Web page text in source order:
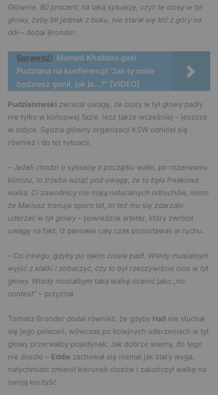
Głównie, 80 procent, na taką sytuację, czyli te ciosy w tył
głowy, żeby bił jednak z boku, nie starał się bić z góry na
dół – dodał Bronder.
Sprawdź! Mamed Khalidov gasi
Pudziana na konferencji! "Jak ty mnie
będziesz gonił, jak ja...?" [VIDEO]
Pudzianowski zwracał uwagę, że ciosy w tył głowy padły
nie tylko w końcowej fazie, lecz także wcześniej – jeszcze
w stójce. Sędzia główny organizacji KSW odniósł się
również i do tej sytuacji.
– Jeżeli chodzi o sytuację z początku walki, po rozerwaniu
klinczu, to trzeba wziąć pod uwagę, że to była freakowa
walka. Ci zawodnicy nie mają naturalnych odruchów, mimo
że Mariusz trenuje sporo lat, to też mu się zdarzało
uderzać w tył głowy – powiedział arbiter, który zwrócił
uwagę na fakt, iż panowie cały czas pozostawali w ruchu.
– Co innego, gdyby po takim ciosie padł. Wtedy musiałbym
wyjść z klatki i zobaczyć, czy to był rzeczywiście cios w tył
głowy. Wtedy musiałbym taką walkę ocenić jako „no
contest” – przyznał.
Tomasz Bronder dodał również, że gdyby Hall nie słuchał
się jego poleceń, wówczas po kolejnych uderzeniach w tył
głowy przerwałby pojedynek. Jak dobrze wiemy, do tego
nie doszło – Eddie zachował się niemal jak stary wyga,
natychmiast zmienił kierunek ciosów i zakończył walkę na
swoją korzyść.